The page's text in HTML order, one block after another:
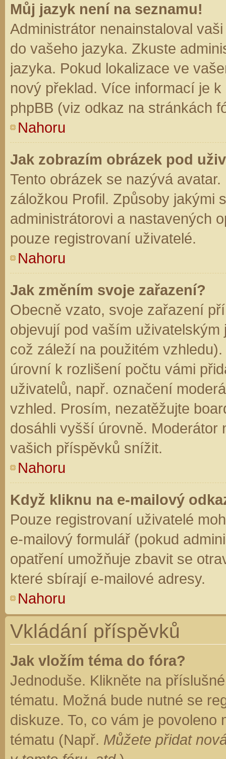
Můj jazyk není na seznamu!
Administrátor nenainstaloval
do vašeho jazyka. Zkuste
jazyka. Pokud lokalizace ve
nový překlad. Více informací je
phpBB (viz odkaz na stránkách
Nahoru
Jak zobrazím obrázek pod
Tento obrázek se nazývá
záložkou Profil. Způsoby jakými
administrátorovi a nastavených
pouze registrovaní uživatelé.
Nahoru
Jak změním svoje zařazení?
Obecně vzato, svoje zařazení
objevují pod vaším
což záleží na použitém
úrovní k rozlišení počtu vámi
uživatelů, např. označení
vzhled. Prosím, nezatěžujte
dosáhli vyšší úrovně. Moderátor
vašich příspěvků snížit.
Nahoru
Když kliknu na e-mailový
Pouze registrovaní uživatelé
e-mailový formulář (pokud
opatření umožňuje zbavit se
které sbírají e-mailové adresy.
Nahoru
Vkládání příspěvků
Jak vložím téma do fóra?
Jednoduše. Klikněte na
tématu. Možná bude nutné se
diskuze. To, co vám je
tématu (Např. Můžete přidat